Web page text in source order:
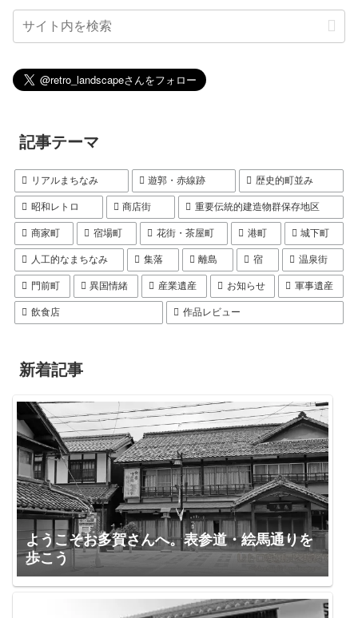
記事テーマ
リアルまちなみ 遊郭・赤線跡 歴史的町並み
昭和レトロ 商店街 重要伝統的建造物群保存地区
商家町 宿場町 花街・茶屋町 港町 城下町
人工的なまちなみ 集落 離島 宿 温泉街
門前町 異国情緒 産業遺産 お知らせ 軍事遺産
飲食店 作品レビュー
新着記事
ようこそお多賀さんへ。表参道・絵馬通りを
歩こう